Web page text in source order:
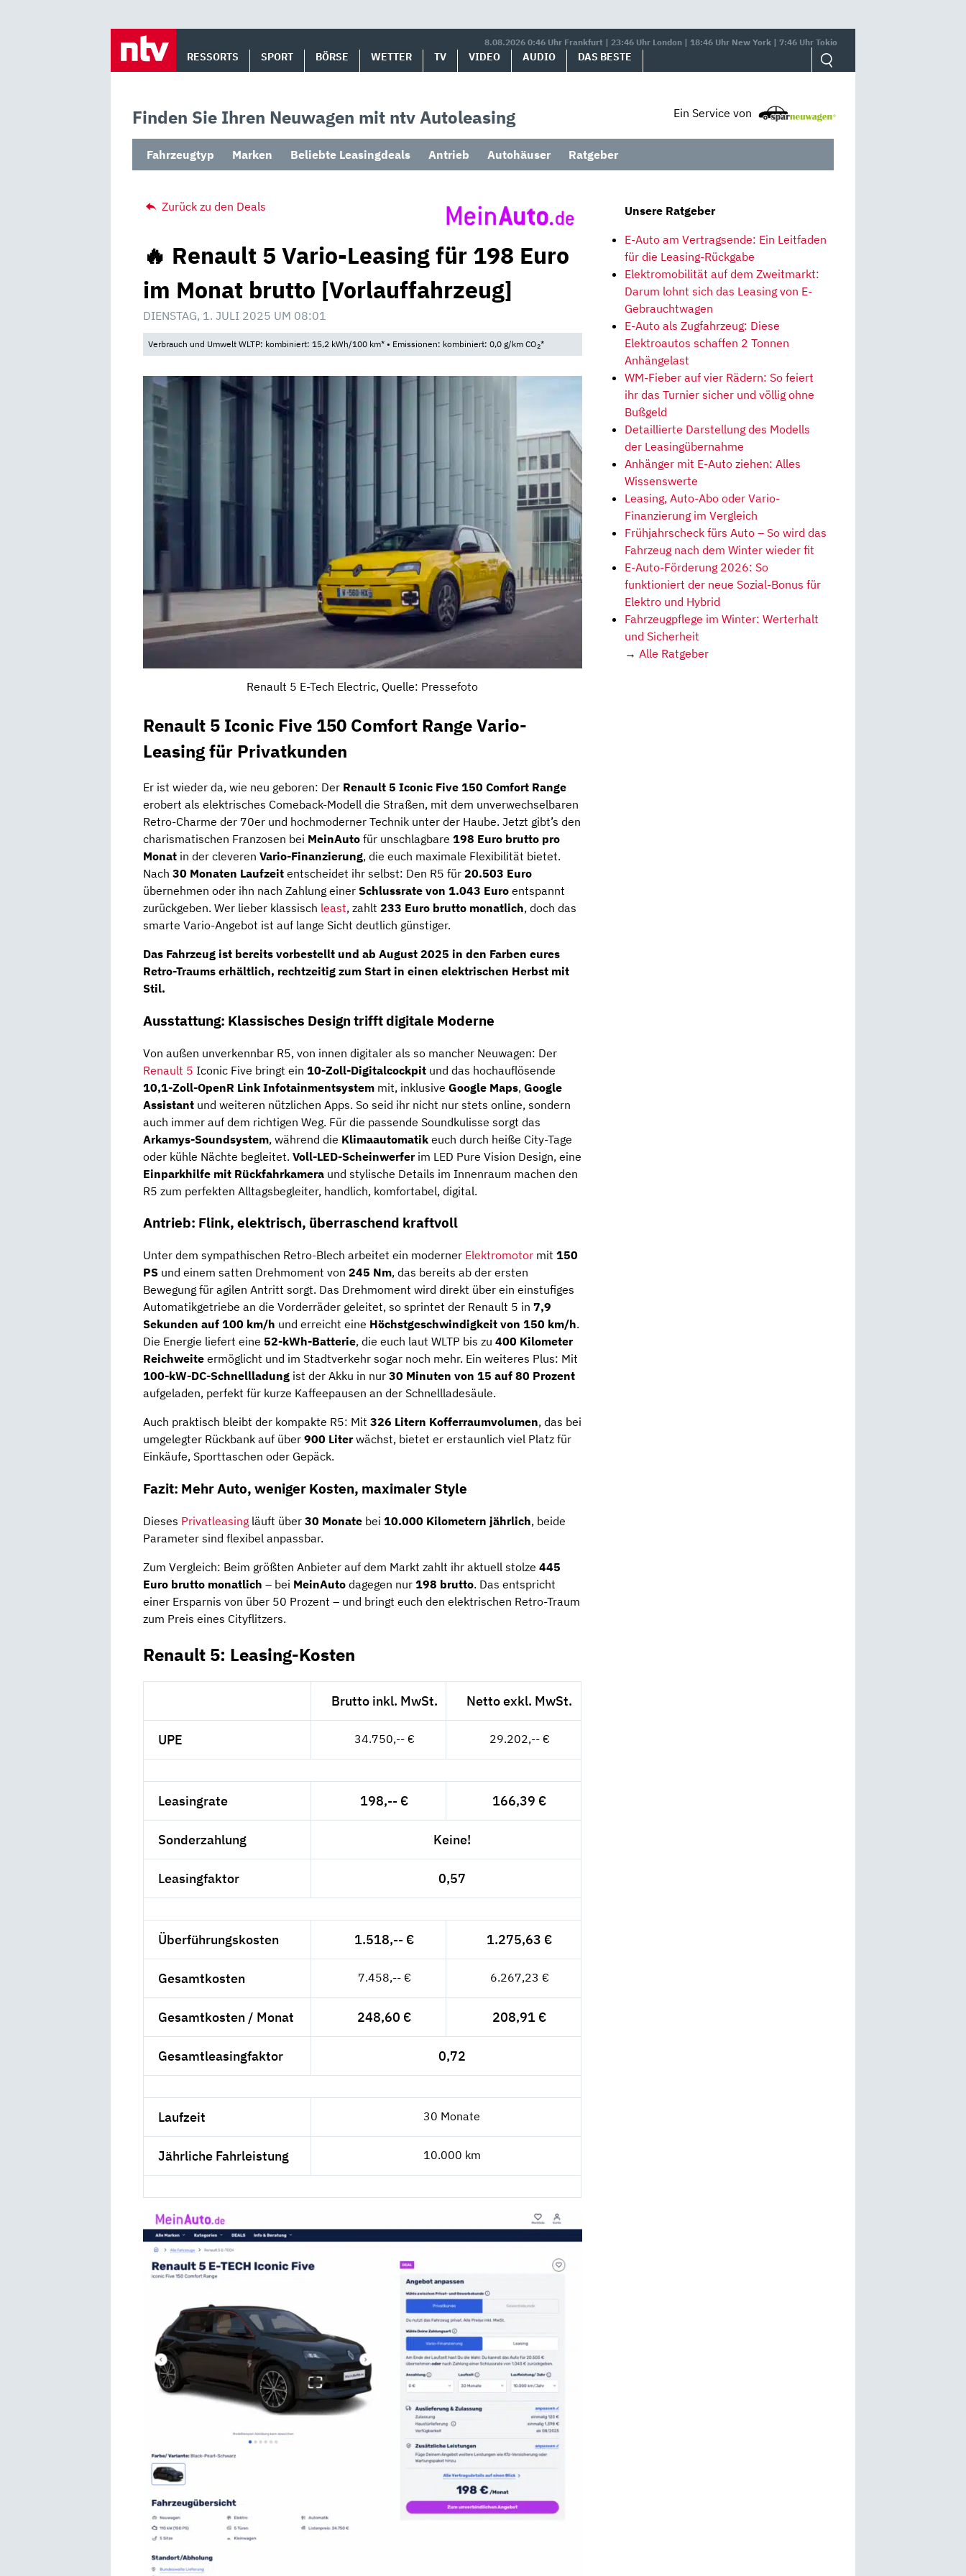
8.08.2026 0:46 Uhr Frankfurt | 23:46 Uhr London | 18:46 Uhr New York | 7:46 Uhr Tokio
RESSORTS SPORT BÖRSE WETTER TV VIDEO AUDIO DAS BESTE
Finden Sie Ihren Neuwagen mit ntv Autoleasing Ein Service von
Fahrzeugtyp Marken Beliebte Leasingdeals Antrieb Autohäuser Ratgeber
Zurück zu den Deals
🔥 Renault 5 Vario-Leasing für 198 Euro
im Monat brutto [Vorlauffahrzeug]
DIENSTAG, 1. JULI 2025 UM 08:01
Verbrauch und Umwelt WLTP: kombiniert: 15,2 kWh/100 km* • Emissionen: kombiniert: 0,0 g/km CO2*
Renault 5 E-Tech Electric, Quelle: Pressefoto
Renault 5 Iconic Five 150 Comfort Range Vario-
Leasing für Privatkunden
Er ist wieder da, wie neu geboren: Der Renault 5 Iconic Five 150 Comfort Range
erobert als elektrisches Comeback-Modell die Straßen, mit dem unverwechselbaren
Retro-Charme der 70er und hochmoderner Technik unter der Haube. Jetzt gibt’s den
charismatischen Franzosen bei MeinAuto für unschlagbare 198 Euro brutto pro
Monat in der cleveren Vario-Finanzierung, die euch maximale Flexibilität bietet.
Nach 30 Monaten Laufzeit entscheidet ihr selbst: Den R5 für 20.503 Euro
übernehmen oder ihn nach Zahlung einer Schlussrate von 1.043 Euro entspannt
zurückgeben. Wer lieber klassisch least, zahlt 233 Euro brutto monatlich, doch das
smarte Vario-Angebot ist auf lange Sicht deutlich günstiger.
Das Fahrzeug ist bereits vorbestellt und ab August 2025 in den Farben eures
Retro-Traums erhältlich, rechtzeitig zum Start in einen elektrischen Herbst mit
Stil.
Ausstattung: Klassisches Design trifft digitale Moderne
Von außen unverkennbar R5, von innen digitaler als so mancher Neuwagen: Der
Renault 5 Iconic Five bringt ein 10-Zoll-Digitalcockpit und das hochauflösende
10,1-Zoll-OpenR Link Infotainmentsystem mit, inklusive Google Maps, Google
Assistant und weiteren nützlichen Apps. So seid ihr nicht nur stets online, sondern
auch immer auf dem richtigen Weg. Für die passende Soundkulisse sorgt das
Arkamys-Soundsystem, während die Klimaautomatik euch durch heiße City-Tage
oder kühle Nächte begleitet. Voll-LED-Scheinwerferim LED Pure Vision Design, eine
Einparkhilfe mit Rückfahrkamera und stylische Details im Innenraum machen den
R5 zum perfekten Alltagsbegleiter, handlich, komfortabel, digital.
Antrieb: Flink, elektrisch, überraschend kraftvoll
Unter dem sympathischen Retro-Blech arbeitet ein moderner Elektromotor mit 150
PS und einem satten Drehmoment von 245 Nm, das bereits ab der ersten
Bewegung für agilen Antritt sorgt. Das Drehmoment wird direkt über ein einstufiges
Automatikgetriebe an die Vorderräder geleitet, so sprintet der Renault 5 in 7,9
Sekunden auf 100 km/h und erreicht eine Höchstgeschwindigkeit von 150 km/h.
Die Energie liefert eine 52-kWh-Batterie, die euch laut WLTP bis zu 400 Kilometer
Reichweite ermöglicht und im Stadtverkehr sogar noch mehr. Ein weiteres Plus: Mit
100-kW-DC-Schnellladung ist der Akku in nur 30 Minuten von 15 auf 80 Prozent
aufgeladen, perfekt für kurze Kaffeepausen an der Schnellladesäule.
Auch praktisch bleibt der kompakte R5: Mit 326 Litern Kofferraumvolumen, das bei
umgelegter Rückbank auf über 900 Literwächst, bietet er erstaunlich viel Platz für
Einkäufe, Sporttaschen oder Gepäck.
Fazit: Mehr Auto, weniger Kosten, maximaler Style
Dieses Privatleasing läuft über 30 Monate bei 10.000 Kilometern jährlich, beide
Parameter sind flexibel anpassbar.
Zum Vergleich: Beim größten Anbieter auf dem Markt zahlt ihr aktuell stolze 445
Euro brutto monatlich – bei MeinAuto dagegen nur 198 brutto. Das entspricht
einer Ersparnis von über 50 Prozent – und bringt euch den elektrischen Retro-Traum
zum Preis eines Cityflitzers.
Renault 5: Leasing-Kosten
Brutto inkl. MwSt. Netto exkl. MwSt.
UPE 34.750,-- € 29.202,-- €
Leasingrate 198,-- € 166,39 €
Sonderzahlung Keine!
Leasingfaktor 0,57
Überführungskosten 1.518,-- € 1.275,63 €
Gesamtkosten 7.458,-- € 6.267,23 €
Gesamtkosten / Monat 248,60 € 208,91 €
Gesamtleasingfaktor 0,72
Laufzeit 30 Monate
Jährliche Fahrleistung 10.000 km
Unsere Ratgeber
E-Auto am Vertragsende: Ein Leitfaden
für die Leasing-Rückgabe
Elektromobilität auf dem Zweitmarkt:
Darum lohnt sich das Leasing von E-
Gebrauchtwagen
E-Auto als Zugfahrzeug: Diese
Elektroautos schaffen 2 Tonnen
Anhängelast
WM-Fieber auf vier Rädern: So feiert
ihr das Turnier sicher und völlig ohne
Bußgeld
Detaillierte Darstellung des Modells
der Leasingübernahme
Anhänger mit E-Auto ziehen: Alles
Wissenswerte
Leasing, Auto-Abo oder Vario-
Finanzierung im Vergleich
Frühjahrscheck fürs Auto – So wird das
Fahrzeug nach dem Winter wieder fit
E-Auto-Förderung 2026: So
funktioniert der neue Sozial-Bonus für
Elektro und Hybrid
Fahrzeugpflege im Winter: Werterhalt
und Sicherheit
→ Alle Ratgeber